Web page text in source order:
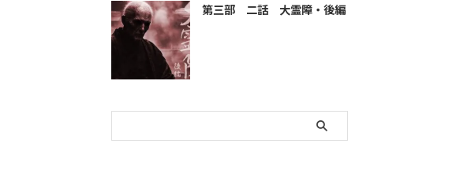
第三部 二話 大霊障・後編